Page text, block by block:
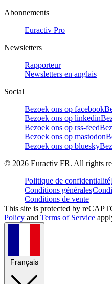
Abonnements
Euractiv Pro
Newsletters
Rapporteur
Newsletters en anglais
Social
Bezoek ons op facebook
Bezoek ons op linkedin
Bezoek ons op rss-feed
Bezoek ons op mastodon
Bezoek ons op bluesky
© 2026 Euractiv FR. All rights
Politique de confidentialité
Conditions générales
Conditions de vente
This site is protected by
Policy and Terms of Service
Français